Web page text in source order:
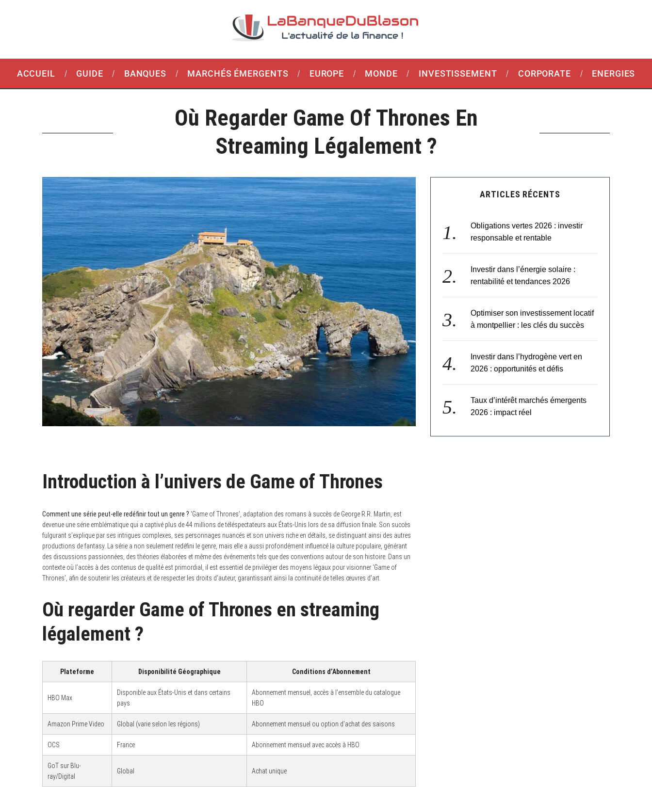
ACCUEIL GUIDE BANQUES MARCHÉS ÉMERGENTS EUROPE MONDE INVESTISSEMENT CORPORATE ENERGIES
Où Regarder Game Of Thrones En
Streaming Légalement ?
Introduction à l’univers de Game of Thrones
Comment une série peut-elle redéfinir tout un genre ? ‘Game of Thrones’, adaptation des romans à succès de George R.R. Martin, est
devenue une série emblématique qui a captivé plus de 44 millions de téléspectateurs aux États-Unis lors de sa diffusion finale. Son succès
fulgurant s’explique par ses intrigues complexes, ses personnages nuancés et son univers riche en détails, se distinguant ainsi des autres
productions de fantasy. La série a non seulement redéfini le genre, mais elle a aussi profondément influencé la culture populaire, générant
des discussions passionnées, des théories élaborées et même des événements tels que des conventions autour de son histoire. Dans un
contexte où l’accès à des contenus de qualité est primordial, il est essentiel de privilégier des moyens légaux pour visionner ‘Game of
Thrones’, afin de soutenir les créateurs et de respecter les droits d’auteur, garantissant ainsi la continuité de telles œuvres d’art.
Où regarder Game of Thrones en streaming
légalement ?
Plateforme Disponibilité Géographique Conditions d’Abonnement
HBO Max
Disponible aux États-Unis et dans certains
pays
Abonnement mensuel, accès à l’ensemble du catalogue
HBO
Amazon Prime Video Global (varie selon les régions) Abonnement mensuel ou option d’achat des saisons
OCS France Abonnement mensuel avec accès à HBO
GoT sur Blu-
ray/Digital
Global Achat unique
ARTICLES RÉCENTS
Obligations vertes 2026 : investir
responsable et rentable
Investir dans l’énergie solaire :
rentabilité et tendances 2026
Optimiser son investissement locatif
à montpellier : les clés du succès
Investir dans l’hydrogène vert en
2026 : opportunités et défis
Taux d’intérêt marchés émergents
2026 : impact réel